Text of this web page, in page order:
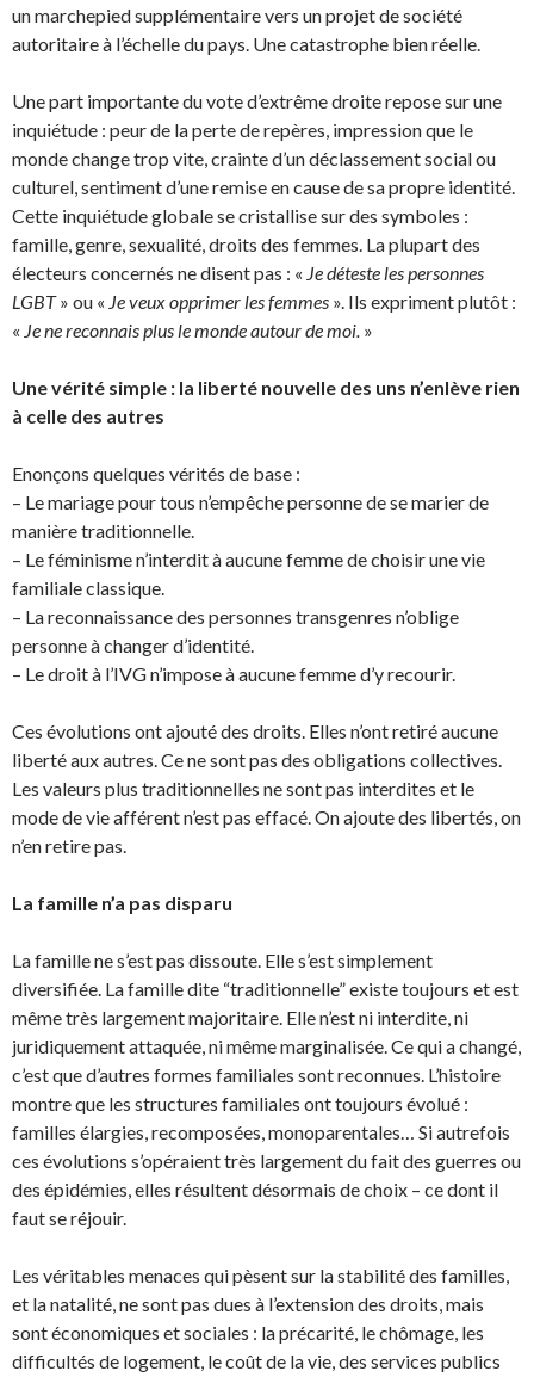
un marchepied supplémentaire vers un projet de société
autoritaire à l’échelle du pays. Une catastrophe bien réelle.
Une part importante du vote d’extrême droite repose sur une
inquiétude : peur de la perte de repères, impression que le
monde change trop vite, crainte d’un déclassement social ou
culturel, sentiment d’une remise en cause de sa propre identité.
Cette inquiétude globale se cristallise sur des symboles :
famille, genre, sexualité, droits des femmes. La plupart des
électeurs concernés ne disent pas : « Je déteste les personnes
LGBT» ou « Je veux opprimer les femmes ». Ils expriment plutôt :
« Je ne reconnais plus le monde autour de moi. »
Une vérité simple : la liberté nouvelle des uns n’enlève rien
à celle des autres
Enonçons quelques vérités de base :
– Le mariage pour tous n’empêche personne de se marier de
manière traditionnelle.
– Le féminisme n’interdit à aucune femme de choisir une vie
familiale classique.
– La reconnaissance des personnes transgenres n’oblige
personne à changer d’identité.
– Le droit à l’IVG n’impose à aucune femme d’y recourir.
Ces évolutions ont ajouté des droits. Elles n’ont retiré aucune
liberté aux autres. Ce ne sont pas des obligations collectives.
Les valeurs plus traditionnelles ne sont pas interdites et le
mode de vie afférent n’est pas effacé. On ajoute des libertés, on
n’en retire pas.
La famille n’a pas disparu
La famille ne s’est pas dissoute. Elle s’est simplement
diversifiée. La famille dite “traditionnelle” existe toujours et est
même très largement majoritaire. Elle n’est ni interdite, ni
juridiquement attaquée, ni même marginalisée. Ce qui a changé,
c’est que d’autres formes familiales sont reconnues. L’histoire
montre que les structures familiales ont toujours évolué :
familles élargies, recomposées, monoparentales… Si autrefois
ces évolutions s’opéraient très largement du fait des guerres ou
des épidémies, elles résultent désormais de choix – ce dont il
faut se réjouir.
Les véritables menaces qui pèsent sur la stabilité des familles,
et la natalité, ne sont pas dues à l’extension des droits, mais
sont économiques et sociales : la précarité, le chômage, les
difficultés de logement, le coût de la vie, des services publics